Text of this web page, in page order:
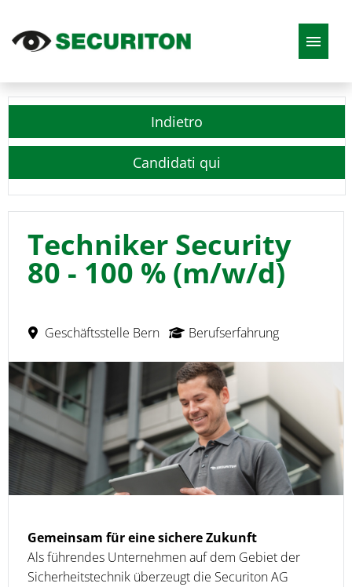
DE EN FR IT
Indietro
Candidati qui
Techniker Security
80 - 100 % (m/w/d)
Geschäftsstelle Bern Berufserfahrung
Gemeinsam für eine sichere Zukunft
Als führendes Unternehmen auf dem Gebiet der
Sicherheitstechnik überzeugt die Securiton AG